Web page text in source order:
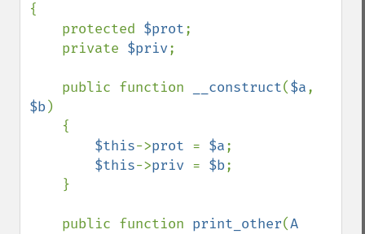
{
    protected
$prot;
    private
$priv;
    public function
__construct($a
$b)
$this->prot = $a;
$this->priv = $b;
    public function
print_other(A